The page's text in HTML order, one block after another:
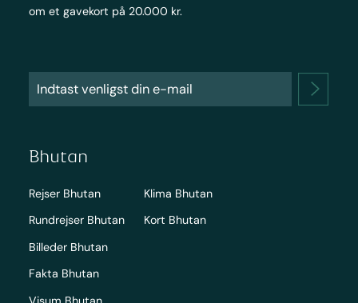
om et gavekort på 20.000 kr.
Bhutan
Rejser Bhutan
Rundrejser Bhutan
Billeder Bhutan
Fakta Bhutan
Klima Bhutan
Kort Bhutan